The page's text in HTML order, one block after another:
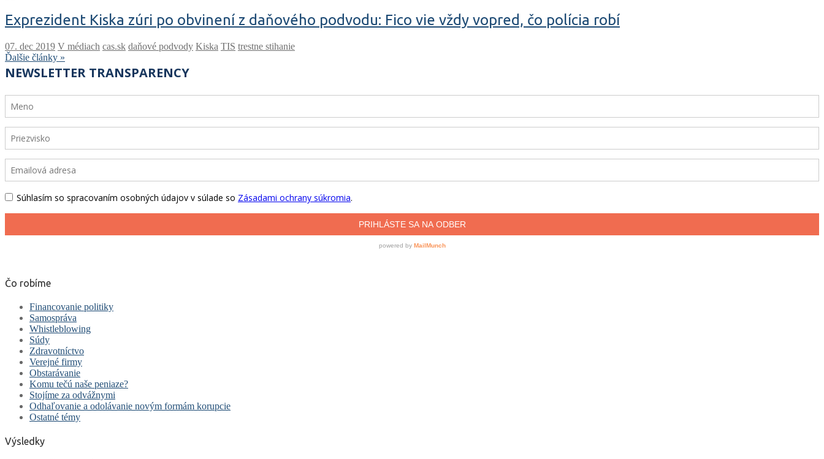
Exprezident Kiska zúri po obvinení z daňového podvodu: Fico vie vždy vopred, čo polícia robí
V médiach cas.sk daňové podvody Kiska TIS trestne stihanie
Ďalšie články »
Čo robíme
Financovanie politiky
Samospráva
Whistleblowing
Súdy
Zdravotníctvo
Verejné firmy
Obstarávanie
Komu tečú naše peniaze?
Stojíme za odvážnymi
Odhaľovanie a odolávanie novým formám korupcie
Ostatné témy
Výsledky